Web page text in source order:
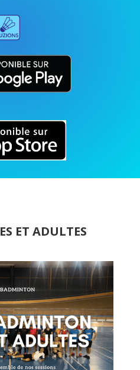
ET ADULTES